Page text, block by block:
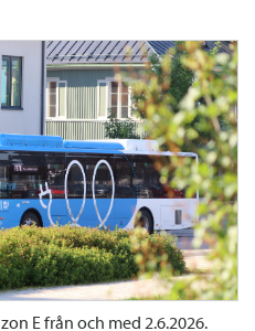
E från och med 2.6.2026.